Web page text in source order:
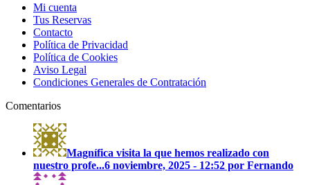
Mi cuenta
Tus Reservas
Contacto
Política de Privacidad
Política de Cookies
Aviso Legal
Condiciones Generales de Contratación
Comentarios
Magnífica visita la que hemos realizado con
nuestro profe...6 noviembre, 2025 - 12:52 por Fernando